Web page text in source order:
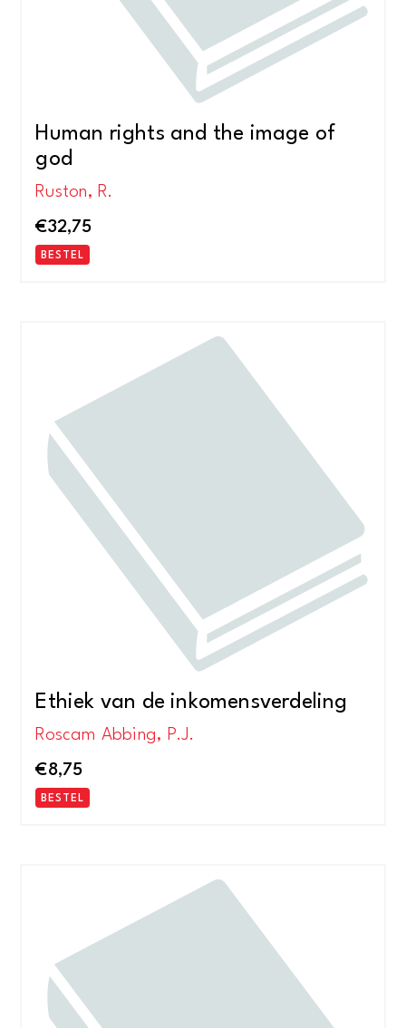
Human rights and the image of
god
Ruston, R.
€32,75
BESTEL
Ethiek van de inkomensverdeling
Roscam Abbing, P.J.
€8,75
BESTEL